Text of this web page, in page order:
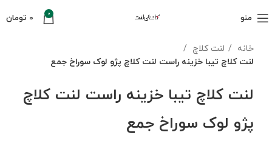
منو 0
0 تومان
خانه
لنت کلاچ
لنت کلاچ تیبا خزینه راست لنت کلاچ پژو لوک سوراخ جمع
لنت کلاچ تیبا خزینه راست لنت کلاچ
پژو لوک سوراخ جمع